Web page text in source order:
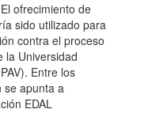
ofrecimiento de
sido utilizado para
contra el proceso
la Universidad
Entre los
se apunta a
EDAL